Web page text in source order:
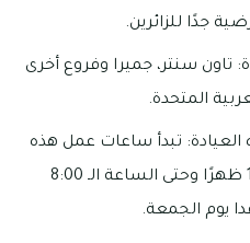
جدًا للزائرين.
تاون سنتر، جميرا وفروع أخرى
المتحدة.
تبدأ ساعات عمل هذه
العيادة من الساعة الـ 12:00 ظهرًا وحتى الساعة الـ 8:00
يوم الجمعة.